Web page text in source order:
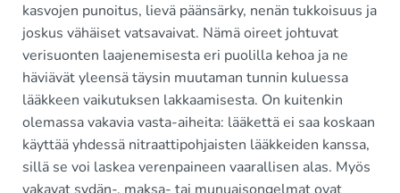
kasvojen punoitus, lievä päänsärky, nenän tukkoisuus ja
joskus vähäiset vatsavaivat. Nämä oireet johtuvat
verisuonten laajenemisesta eri puolilla kehoa ja ne
häviävät yleensä täysin muutaman tunnin kuluessa
lääkkeen vaikutuksen lakkaamisesta. On kuitenkin
olemassa vakavia vasta-aiheita: lääkettä ei saa koskaan
käyttää yhdessä nitraattipohjaisten lääkkeiden kanssa,
sillä se voi laskea verenpaineen vaarallisen alas. Myös